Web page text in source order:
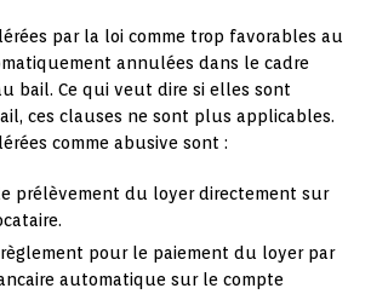
par la loi comme trop favorables au
annulées dans le cadre
bail. Ce qui veut dire si elles sont
ces clauses ne sont plus applicables.
comme abusive sont :
prélèvement du loyer directement sur
règlement pour le paiement du loyer par
automatique sur le compte